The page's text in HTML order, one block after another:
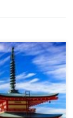
Oznacza to,